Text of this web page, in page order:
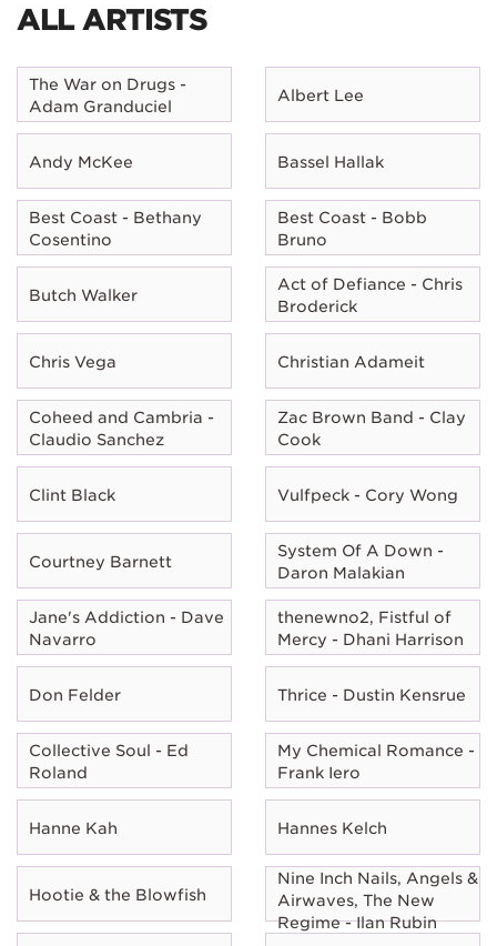
ALL ARTISTS
The War on Drugs -
Adam Granduciel
Albert Lee
Andy McKee Bassel Hallak
Best Coast - Bethany
Cosentino
Best Coast - Bobb
Bruno
Butch Walker
Act of Defiance - Chris
Broderick
Chris Vega Christian Adameit
Coheed and Cambria -
Claudio Sanchez
Zac Brown Band - Clay
Cook
Clint Black Vulfpeck - Cory Wong
Courtney Barnett
System Of A Down -
Daron Malakian
Jane's Addiction - Dave
Navarro
thenewno2, Fistful of
Mercy - Dhani Harrison
Don Felder Thrice - Dustin Kensrue
Collective Soul - Ed
Roland
My Chemical Romance -
Frank Iero
Hanne Kah Hannes Kelch
Hootie & the Blowfish
Nine Inch Nails, Angels &
Airwaves, The New
Regime - Ilan Rubin